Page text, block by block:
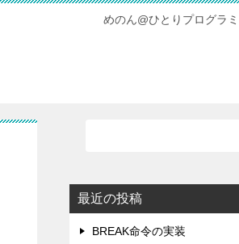
めのん@ひとりプログラ
最近の投稿
BREAK命令の実装